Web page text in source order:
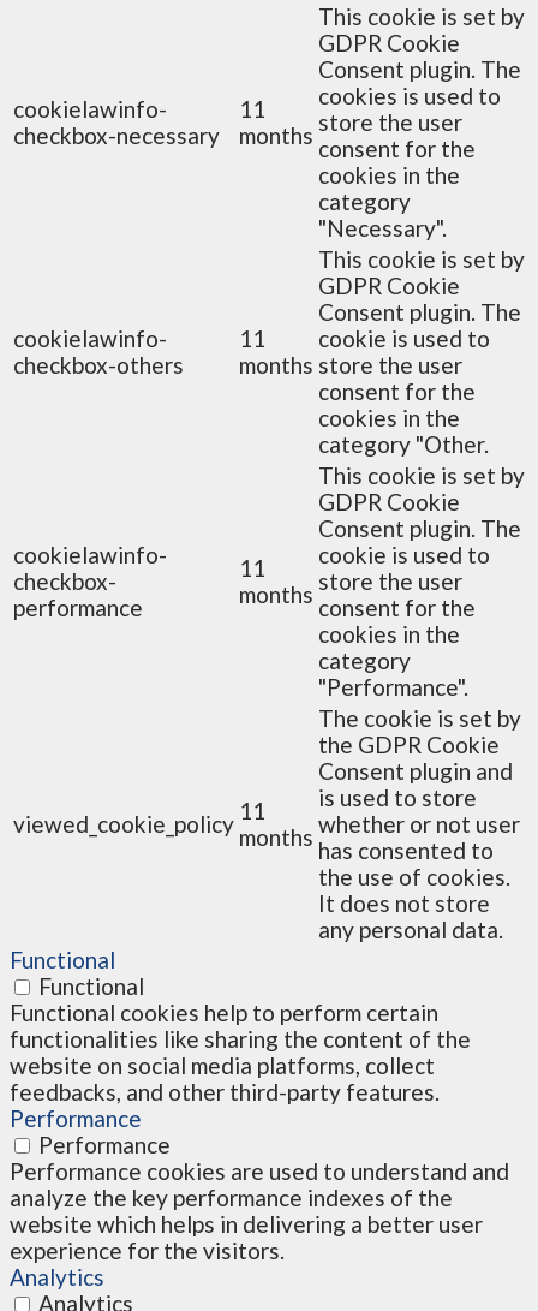
cookielawinfo-
checkbox-necessary
11
months
This cookie is set by
GDPR Cookie
Consent plugin. The
cookies is used to
store the user
consent for the
cookies in the
category
"Necessary".
cookielawinfo-
checkbox-others
11
months
This cookie is set by
GDPR Cookie
Consent plugin. The
cookie is used to
store the user
consent for the
cookies in the
category "Other.
cookielawinfo-
checkbox-
performance
11
months
This cookie is set by
GDPR Cookie
Consent plugin. The
cookie is used to
store the user
consent for the
cookies in the
category
"Performance".
viewed_cookie_policy 11
months
The cookie is set by
the GDPR Cookie
Consent plugin and
is used to store
whether or not user
has consented to
the use of cookies.
It does not store
any personal data.
Functional
Functional
Functional cookies help to perform certain
functionalities like sharing the content of the
website on social media platforms, collect
feedbacks, and other third-party features.
Performance
Performance
Performance cookies are used to understand and
analyze the key performance indexes of the
website which helps in delivering a better user
experience for the visitors.
Analytics
Analytics